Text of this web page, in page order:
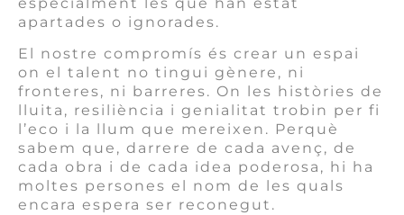
apartades o ignorades.
El nostre compromís és crear un espai
on el talent no tingui gènere, ni
fronteres, ni barreres. On les històries de
lluita, resiliència i genialitat trobin per fi
l’eco i la llum que mereixen. Perquè
sabem que, darrere de cada avenç, de
cada obra i de cada idea poderosa, hi ha
moltes persones el nom de les quals
encara espera ser reconegut.